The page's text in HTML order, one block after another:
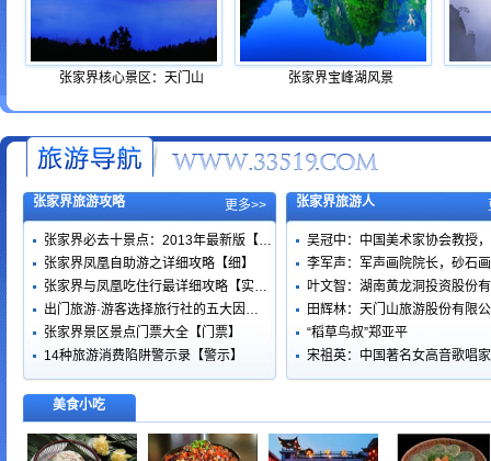
张家界核心景区：天门山 张家界宝峰湖风景
更多>>
张家界旅游攻略
张家界必去十景点：2013年最新版【…
张家界凤凰自助游之详细攻略【细】
张家界与凤凰吃住行最详细攻略【实…
出门旅游·游客选择旅行社的五大因…
张家界景区景点门票大全【门票】
14种旅游消费陷阱警示录【警示】
张家界旅游人
吴冠中：中国美术家协会教授
李军声：军声画院院长，砂石
叶文智：湖南黄龙洞投资股份
田辉林：天门山旅游股份有限
“稻草鸟叔”郑亚平
宋祖英：中国著名女高音歌唱
美食小吃